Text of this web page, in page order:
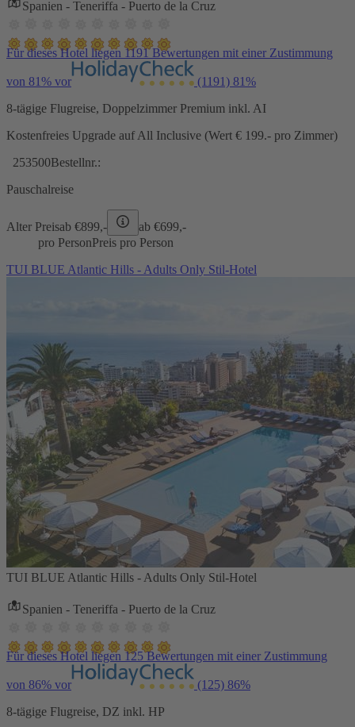
Spanien - Teneriffa - Puerto de la Cruz
Für dieses Hotel liegen 1191 Bewertungen mit einer Zustimmung
von 81% vor (1191) 81%
8-tägige Flugreise, Doppelzimmer Premium inkl. AI
Kostenfreies Upgrade auf All Inclusive (Wert € 199.- pro Zimmer)
253500Bestellnr.:
Pauschalreise
Alter Preisab €899,- ab €699,-
pro PersonPreis pro Person
TUI BLUE Atlantic Hills - Adults Only Stil-Hotel
TUI BLUE Atlantic Hills - Adults Only Stil-Hotel
Spanien - Teneriffa - Puerto de la Cruz
Für dieses Hotel liegen 125 Bewertungen mit einer Zustimmung
von 86% vor (125) 86%
8-tägige Flugreise, DZ inkl. HP